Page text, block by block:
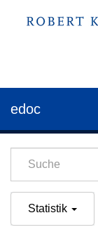
edoc
Statistik